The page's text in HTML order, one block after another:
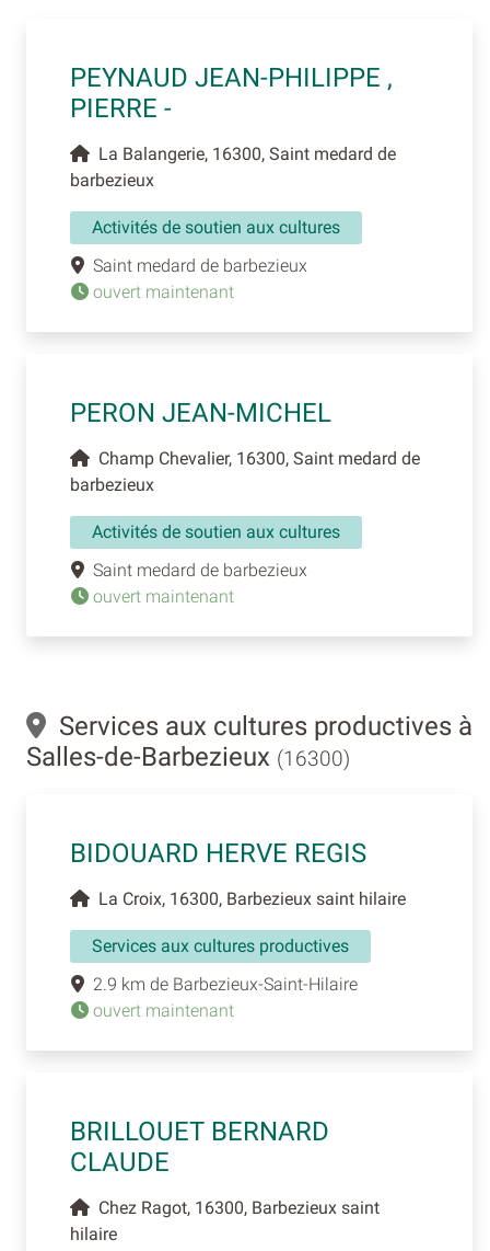
PEYNAUD JEAN-PHILIPPE ,
PIERRE -
La Balangerie, 16300, Saint medard de
barbezieux
Activités de soutien aux cultures
Saint medard de barbezieux
ouvert maintenant
PERON JEAN-MICHEL
Champ Chevalier, 16300, Saint medard de
barbezieux
Activités de soutien aux cultures
Saint medard de barbezieux
ouvert maintenant
Services aux cultures productives à
Salles-de-Barbezieux (16300)
BIDOUARD HERVE REGIS
La Croix, 16300, Barbezieux saint hilaire
Services aux cultures productives
2.9 km de Barbezieux-Saint-Hilaire
ouvert maintenant
BRILLOUET BERNARD
CLAUDE
Chez Ragot, 16300, Barbezieux saint
hilaire